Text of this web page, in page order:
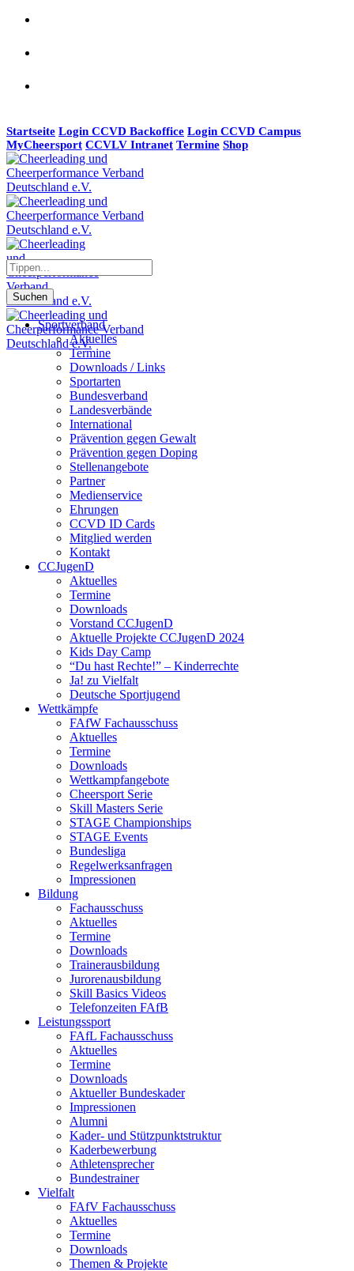
Startseite Login CCVD Backoffice Login CCVD Campus
MyCheersport CCVLV Intranet Termine Shop
Suchen
Sportverband
Aktuelles
Termine
Downloads / Links
Sportarten
Bundesverband
Landesverbände
International
Prävention gegen Gewalt
Prävention gegen Doping
Stellenangebote
Partner
Medienservice
Ehrungen
CCVD ID Cards
Mitglied werden
Kontakt
CCJugenD
Aktuelles
Termine
Downloads
Vorstand CCJugenD
Aktuelle Projekte CCJugenD 2024
Kids Day Camp
“Du hast Rechte!” – Kinderrechte
Ja! zu Vielfalt
Deutsche Sportjugend
Wettkämpfe
FAfW Fachausschuss
Aktuelles
Termine
Downloads
Wettkampfangebote
Cheersport Serie
Skill Masters Serie
STAGE Championships
STAGE Events
Bundesliga
Regelwerksanfragen
Impressionen
Bildung
Fachausschuss
Aktuelles
Termine
Downloads
Trainerausbildung
Jurorenausbildung
Skill Basics Videos
Telefonzeiten FAfB
Leistungssport
FAfL Fachausschuss
Aktuelles
Termine
Downloads
Aktueller Bundeskader
Impressionen
Alumni
Kader- und Stützpunktstruktur
Kaderbewerbung
Athletensprecher
Bundestrainer
Vielfalt
FAfV Fachausschuss
Aktuelles
Termine
Downloads
Themen & Projekte